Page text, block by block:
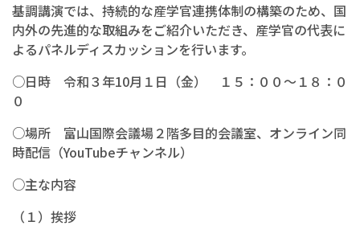
基調講演では、持続的な産学官連携体制の構築のため、国
内外の先進的な取組みをご紹介いただき、産学官の代表に
よるパネルディスカッションを行います。
○日時 令和３年10月１日（金） １５：００～１８：０
０
○場所 富山国際会議場２階多目的会議室、オンライン同
時配信（YouTubeチャンネル）
○主な内容
（１）挨拶